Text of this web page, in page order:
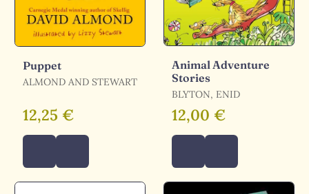
Puppet
ALMOND AND STEWART
12,25 €
Animal Adventure
Stories
BLYTON, ENID
12,00 €